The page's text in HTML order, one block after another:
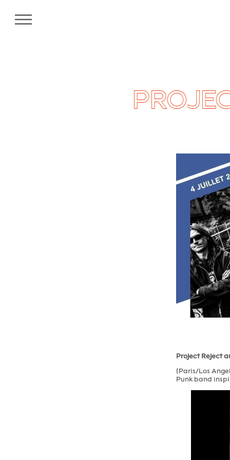
Project Reject
(Paris/Los
Punk band